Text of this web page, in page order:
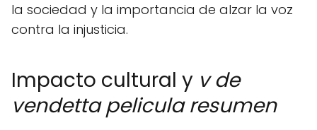
la sociedad y la importancia de alzar la voz
contra la injusticia.
Impacto cultural y v de
vendetta pelicula resumen